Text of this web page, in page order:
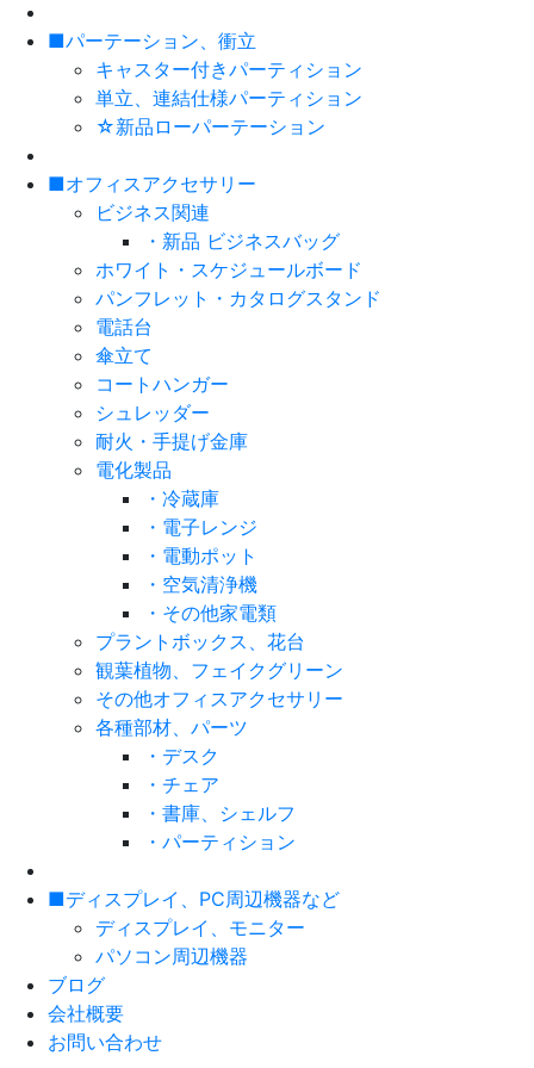
■パーテーション、衝立
キャスター付きパーティション
単立、連結仕様パーティション
☆新品ローパーテーション
■オフィスアクセサリー
ビジネス関連
・新品 ビジネスバッグ
ホワイト・スケジュールボード
パンフレット・カタログスタンド
電話台
傘立て
コートハンガー
シュレッダー
耐火・手提げ金庫
電化製品
・冷蔵庫
・電子レンジ
・電動ポット
・空気清浄機
・その他家電類
プラントボックス、花台
観葉植物、フェイクグリーン
その他オフィスアクセサリー
各種部材、パーツ
・デスク
・チェア
・書庫、シェルフ
・パーティション
■ディスプレイ、PC周辺機器など
ディスプレイ、モニター
パソコン周辺機器
ブログ
会社概要
お問い合わせ